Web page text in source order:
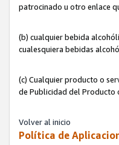
patrocinado u otro enlace
(b) cualquier bebida
cualesquiera bebidas
(c) Cualquier producto o
de Publicidad del Producto
Volver al inicio
Política de